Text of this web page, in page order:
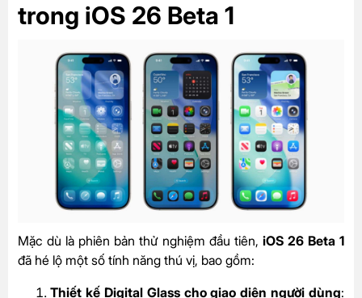
trong iOS 26 Beta 1
Mặc dù là phiên bản thử nghiệm đầu tiên, iOS 26 Beta 1
đã hé lộ một số tính năng thú vị, bao gồm:
Thiết kế Digital Glass cho giao diện người dùng: